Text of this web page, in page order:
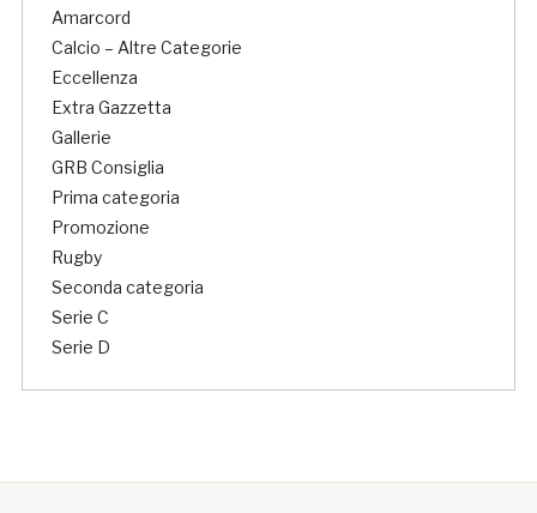
Amarcord
Calcio – Altre Categorie
Eccellenza
Extra Gazzetta
Gallerie
GRB Consiglia
Prima categoria
Promozione
Rugby
Seconda categoria
Serie C
Serie D